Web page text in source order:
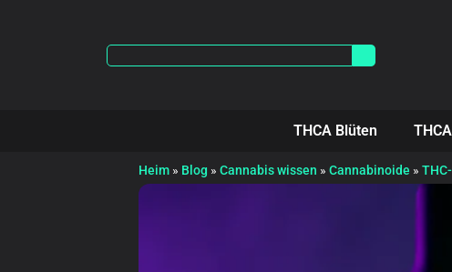
THCA Blüten
Heim » Blog » Cannabis wissen » Cannabinoide »